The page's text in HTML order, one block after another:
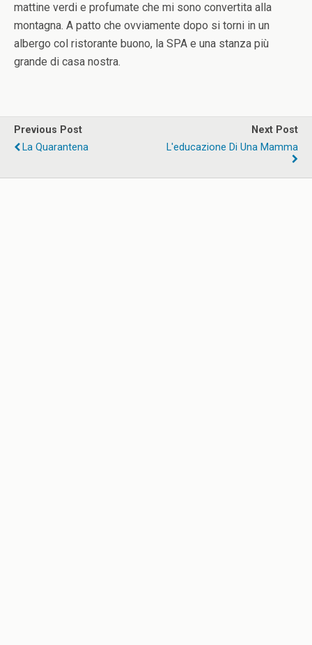
mattine verdi e profumate che mi sono convertita alla
montagna. A patto che ovviamente dopo si torni in un
albergo col ristorante buono, la SPA e una stanza più
grande di casa nostra.
Previous Post
La Quarantena
Next Post
L'educazione Di Una Mamma